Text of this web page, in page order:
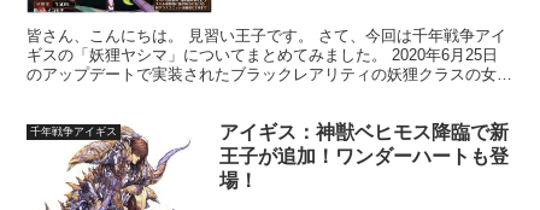
皆さん、こんにちは。 見習い王子です。 さて、今回は千年戦争アイ
ギスの「妖狸ヤシマ」についてまとめてみました。 2020年6月25日
のアップデートで実装されたブラックレアリティの妖狸クラスの女性
千年戦争アイギス
アイギス：神獣ベヒモス降臨で新
王子が追加！ワンダーハートも登
場！